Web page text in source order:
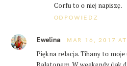
Corfu to o niej napiszę.
ODPOWIEDZ
Ewelina MAR 16, 2017
Piękna relacja. Tihany to
W